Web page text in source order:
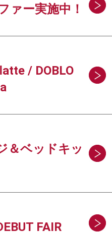
ァー実施中！
/ DOBLO
＆ベッドキッ
FAIR